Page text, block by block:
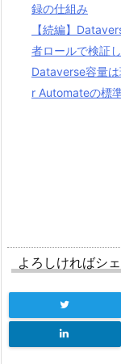
録の仕組み
【続編】
者ロールで検証
Dataverse容量
r Automateの標
よろしければシ